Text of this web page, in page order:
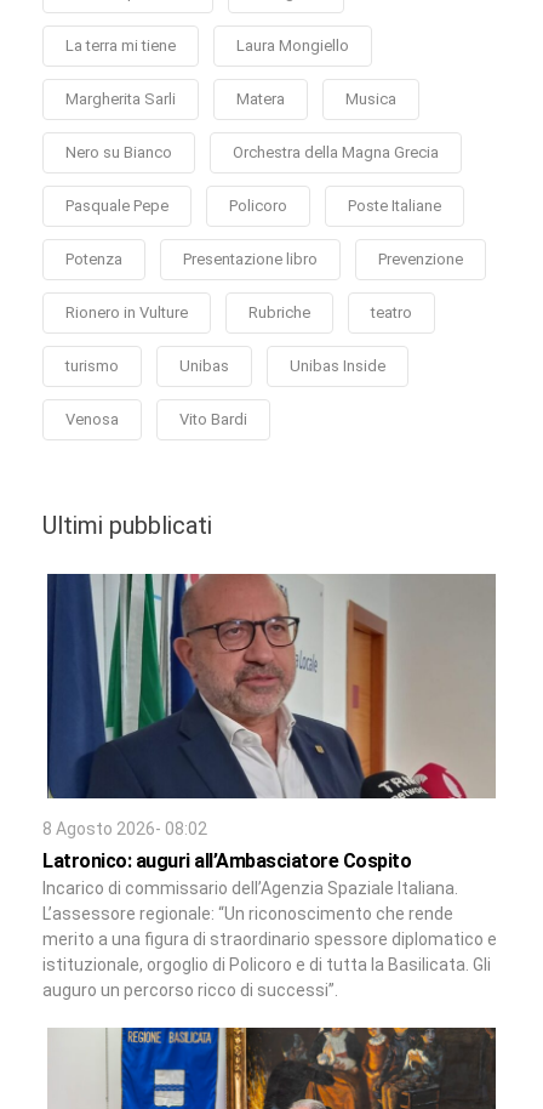
La terra mi tiene Laura Mongiello
Margherita Sarli Matera Musica
Nero su Bianco Orchestra della Magna Grecia
Pasquale Pepe Policoro Poste Italiane
Potenza Presentazione libro Prevenzione
Rionero in Vulture Rubriche teatro
turismo Unibas Unibas Inside
Venosa Vito Bardi
Ultimi pubblicati
8 Agosto 2026- 08:02
Latronico: auguri all’Ambasciatore Cospito
Incarico di commissario dell’Agenzia Spaziale Italiana.
L’assessore regionale: “Un riconoscimento che rende
merito a una figura di straordinario spessore diplomatico e
istituzionale, orgoglio di Policoro e di tutta la Basilicata. Gli
auguro un percorso ricco di successi”.